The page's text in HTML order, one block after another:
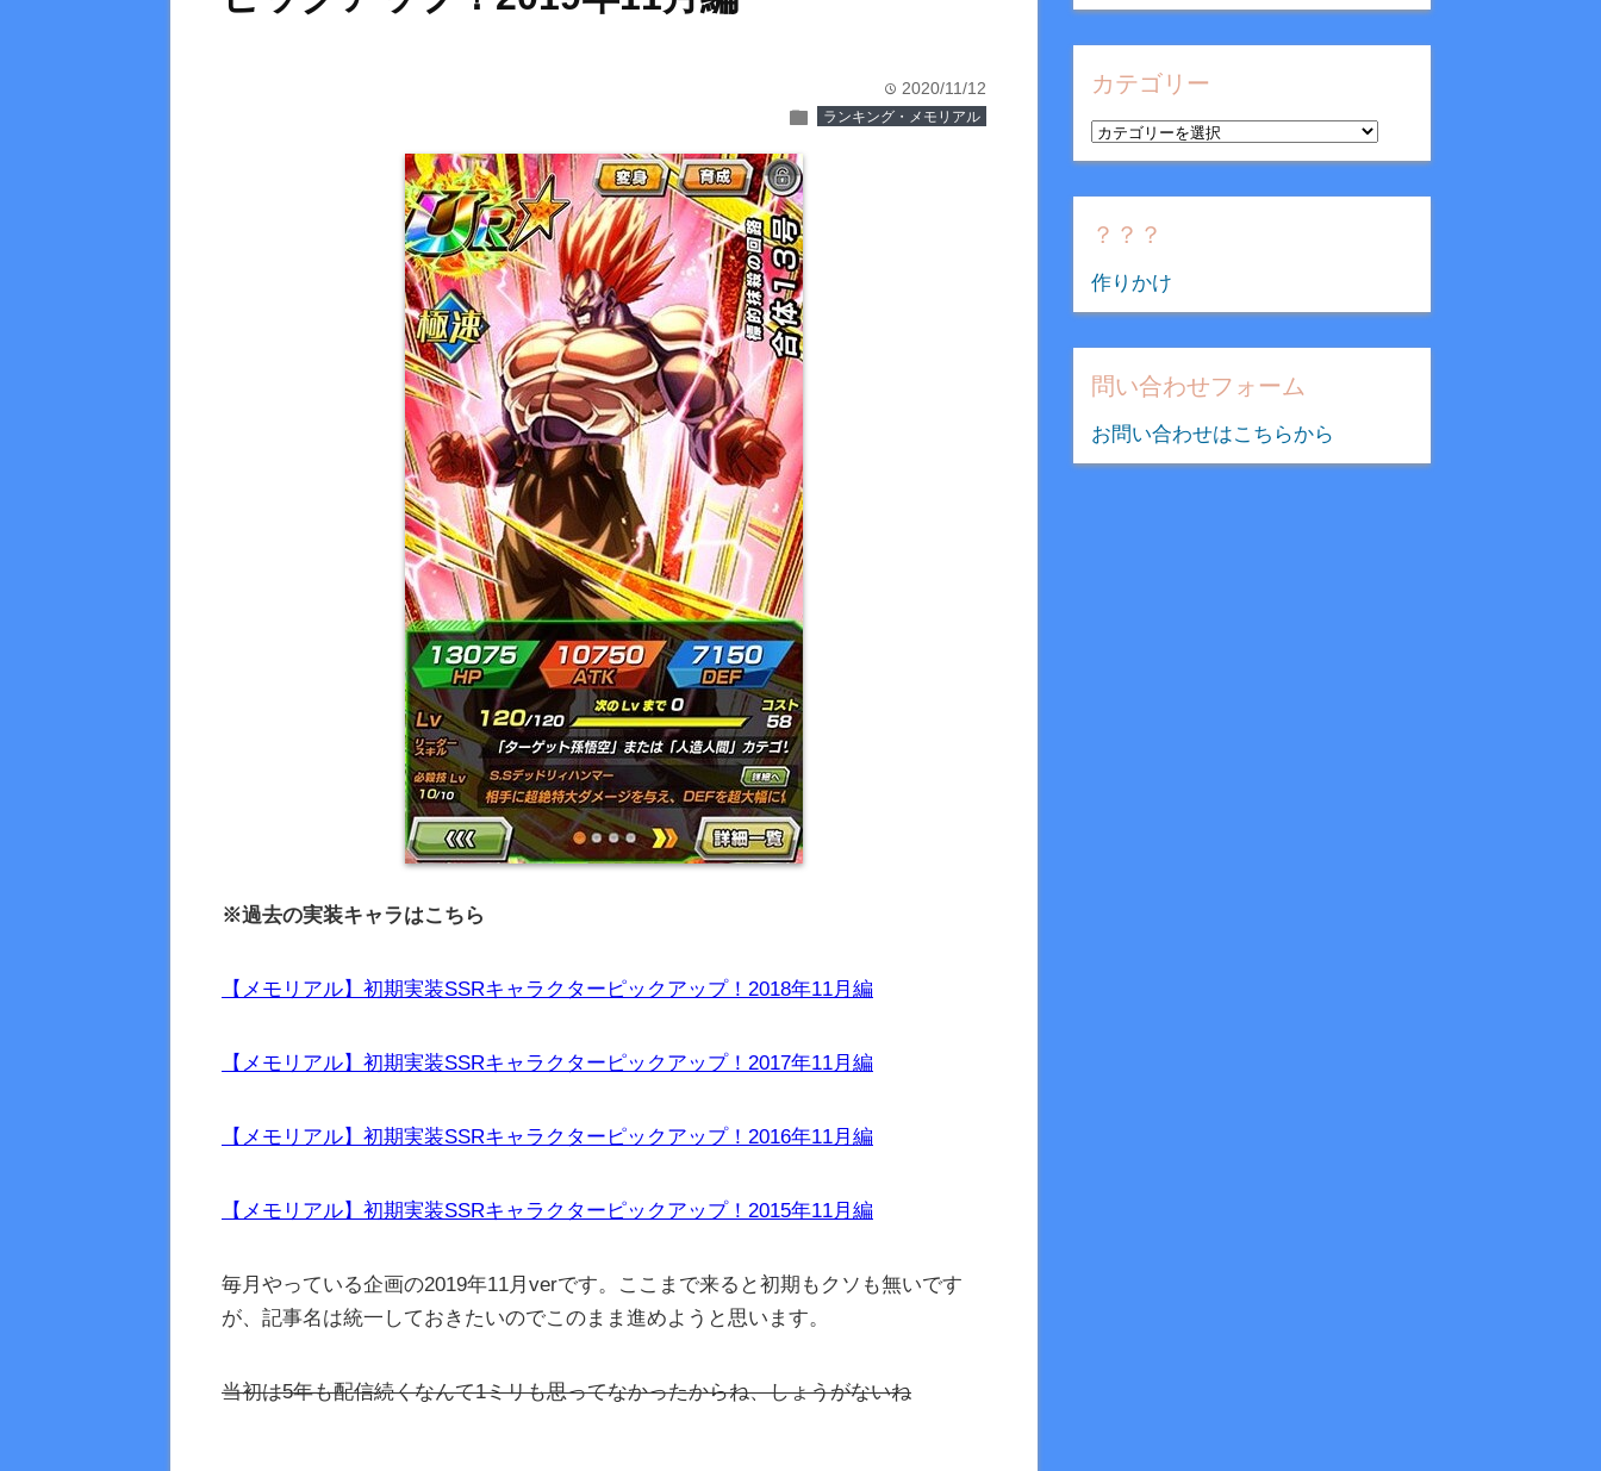
time 2020/11/12
folder ランキング・メモリアル
※過去の実装キャラはこちら
【メモリアル】初期実装SSRキャラクターピックアップ！2018年11月編
【メモリアル】初期実装SSRキャラクターピックアップ！2017年11月編
【メモリアル】初期実装SSRキャラクターピックアップ！2016年11月編
【メモリアル】初期実装SSRキャラクターピックアップ！2015年11月編
毎月やっている企画の2019年11月verです。ここまで来ると初期もクソも無いです
が、記事名は統一しておきたいのでこのまま進めようと思います。
当初は5年も配信続くなんて1ミリも思ってなかったからね、しょうがないね
ー
カ
イ
カテゴリー
カ
テ
ゴ
リ
？？？
作りかけ
問い合わせフォーム
お問い合わせはこちらから